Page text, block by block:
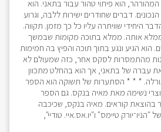
המהורהר, הוא פיתוי טהור עבור בתאני. הוא
דברים שחודרים ישירות ללבה, וגרוע
היחידי שוויתרה עליו כל כך מזמן. תקווה.
ממלא אותה. ממלא בתוכה מקומות שבמשך
הוא הגיע ונגע בתוך תוכה והפיץ בה חמימות
מהתמסרות לסקס אחר, כזה שמעולם לא
את עברה של בתאני, אך הוא בהחלט מתכוון
* * * הסתערות של תשוקה הוא הספר
נשימה מאת מאיה בנקס. גם הספר
בהוצאת קוראים. מאיה בנקס, שכיכבה
טיימס" ו"יו.אס.איי. טודיי",